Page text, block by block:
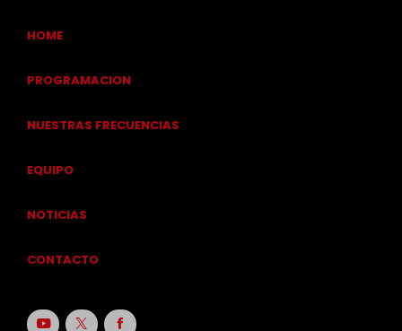
HOME
PROGRAMACION
NUESTRAS FRECUENCIAS
EQUIPO
NOTICIAS
CONTACTO